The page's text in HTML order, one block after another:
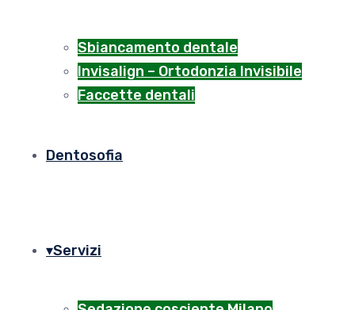
Sbiancamento dentale
Invisalign – Ortodonzia Invisibile
Faccette dentali
Dentosofia
Servizi